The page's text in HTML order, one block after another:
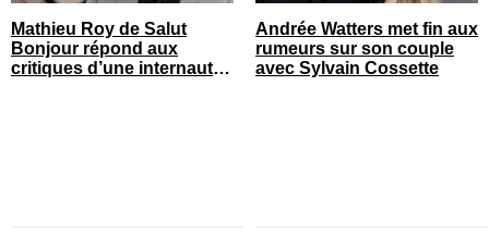
Mathieu Roy de Salut
Bonjour répond aux
critiques d’une internaute
Andrée Watters met fin aux
rumeurs sur son couple
avec Sylvain Cossette